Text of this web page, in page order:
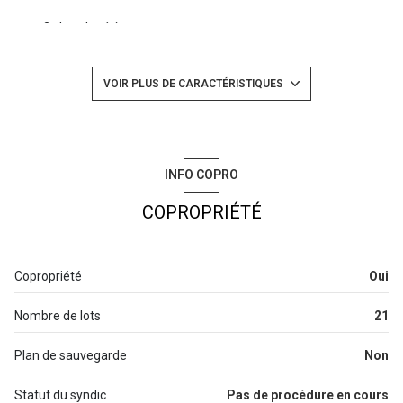
2 chambre(s)
Chauffage individuel : chaudière (gaz)
3ème étage
4 étage(s)
VOIR PLUS DE CARACTÉRISTIQUES
INFO COPRO
COPROPRIÉTÉ
Copropriété Oui
Nombre de lots 21
Plan de sauvegarde Non
Statut du syndic Pas de procédure en cours